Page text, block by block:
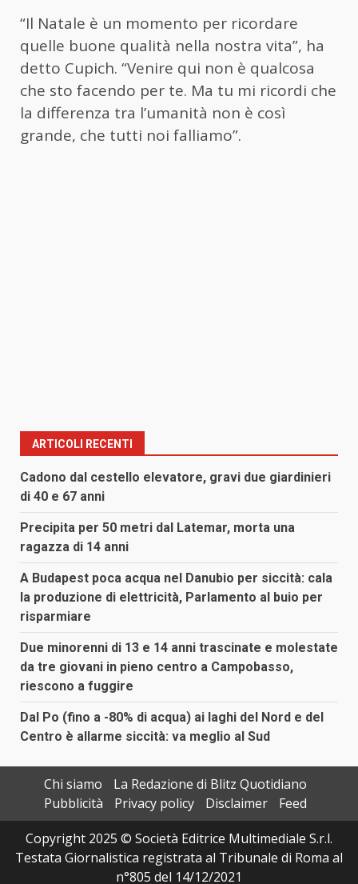
“Il Natale è un momento per ricordare
quelle buone qualità nella nostra vita”, ha
detto Cupich. “Venire qui non è qualcosa
che sto facendo per te. Ma tu mi ricordi che
la differenza tra l’umanità non è così
grande, che tutti noi falliamo”.
ARTICOLI RECENTI
Cadono dal cestello elevatore, gravi due giardinieri
di 40 e 67 anni
Precipita per 50 metri dal Latemar, morta una
ragazza di 14 anni
A Budapest poca acqua nel Danubio per siccità: cala
la produzione di elettricità, Parlamento al buio per
risparmiare
Due minorenni di 13 e 14 anni trascinate e molestate
da tre giovani in pieno centro a Campobasso,
riescono a fuggire
Dal Po (fino a -80% di acqua) ai laghi del Nord e del
Centro è allarme siccità: va meglio al Sud
Chi siamo
La Redazione di Blitz Quotidiano
Pubblicità
Privacy policy Disclaimer
Feed
Copyright 2025 © Società Editrice Multimediale S.r.l.
Testata Giornalistica registrata al Tribunale di Roma al
n°805 del 14/12/2021